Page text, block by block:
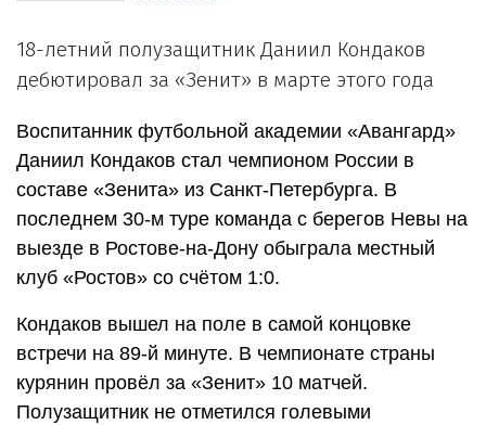
18-летний полузащитник Даниил Кондаков
дебютировал за «Зенит» в марте этого года
Воспитанник футбольной академии «Авангард»
Даниил Кондаков стал чемпионом России в
составе «Зенита» из Санкт-Петербурга. В
последнем 30-м туре команда с берегов Невы на
выезде в Ростове-на-Дону обыграла местный
клуб «Ростов» со счётом 1:0.
Кондаков вышел на поле в самой концовке
встречи на 89-й минуте. В чемпионате страны
курянин провёл за «Зенит» 10 матчей.
Полузащитник не отметился голевыми